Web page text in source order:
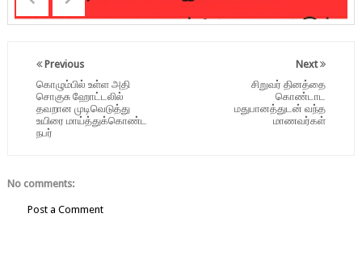
Next
சிறுவர் தினத்தை
கொண்டாட
மதுபானத்துடன் வந்த
மாணவர்கள்
Previous
கொழும்பில் உள்ள அதி
சொகுசு ஹோட்டலில்
தவறான முடிவெடுத்து
உயிரை மாய்த்துக்கொண்ட
நபர்
No comments:
Post a Comment